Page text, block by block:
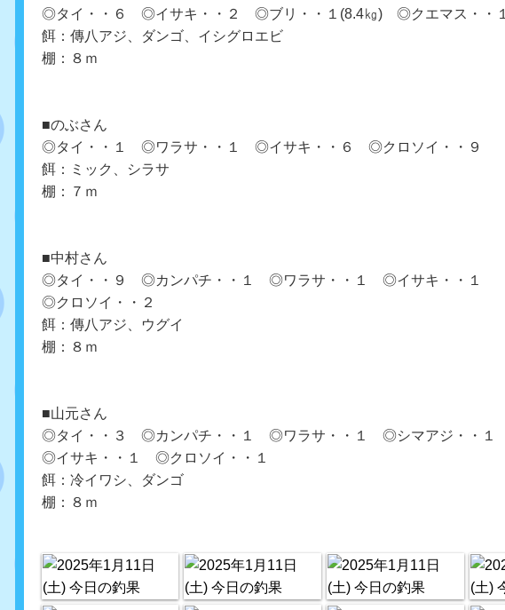
◎タイ・・６ ◎イサキ・・２ ◎ブリ・・１(8.4㎏) ◎クエマス・・１
餌：傳八アジ、ダンゴ、イシグロエビ
棚：８ｍ
■のぶさん
◎タイ・・１ ◎ワラサ・・１ ◎イサキ・・６ ◎クロソイ・・９
餌：ミック、シラサ
棚：７ｍ
■中村さん
◎タイ・・９ ◎カンパチ・・１ ◎ワラサ・・１ ◎イサキ・・１
◎クロソイ・・２
餌：傳八アジ、ウグイ
棚：８ｍ
■山元さん
◎タイ・・３ ◎カンパチ・・１ ◎ワラサ・・１ ◎シマアジ・・１
◎イサキ・・１ ◎クロソイ・・１
餌：冷イワシ、ダンゴ
棚：８ｍ